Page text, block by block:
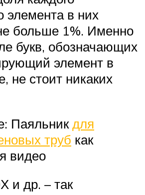
элемента в них
больше 1%. Именно
букв, обозначающих
элемент в
не стоит никаких
Паяльникдля
труб как
видео
и др. – так